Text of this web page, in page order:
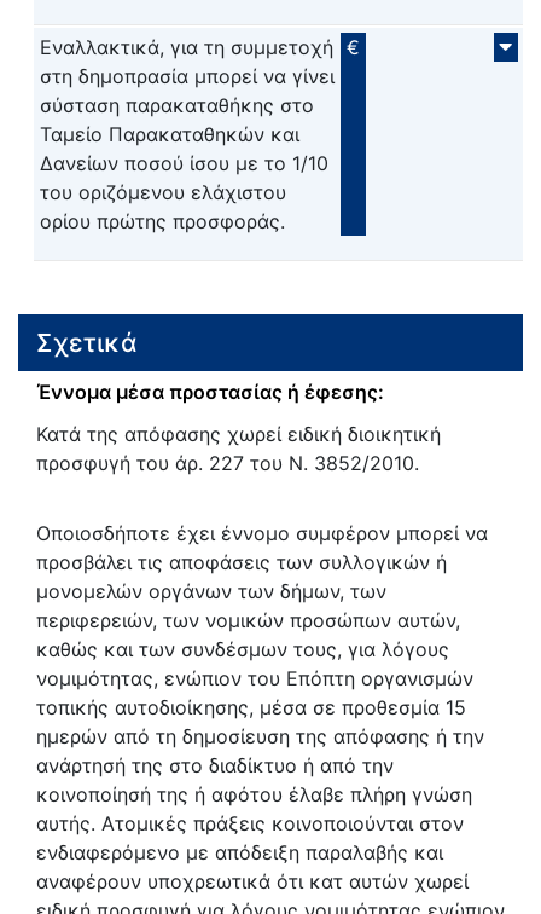
Εναλλακτικά, για τη συμμετοχή
στη δημοπρασία μπορεί να γίνει
σύσταση παρακαταθήκης στο
Ταμείο Παρακαταθηκών και
Δανείων ποσού ίσου με το 1/10
του οριζόμενου ελάχιστου
ορίου πρώτης προσφοράς.
€
Σχετικά
Έννομα μέσα προστασίας ή έφεσης:
Κατά της απόφασης χωρεί ειδική διοικητική
προσφυγή του άρ. 227 του Ν. 3852/2010.
Οποιοσδήποτε έχει έννομο συμφέρον μπορεί να
προσβάλει τις αποφάσεις των συλλογικών ή
μονομελών οργάνων των δήμων, των
περιφερειών, των νομικών προσώπων αυτών,
καθώς και των συνδέσμων τους, για λόγους
νομιμότητας, ενώπιον του Επόπτη οργανισμών
τοπικής αυτοδιοίκησης, μέσα σε προθεσμία 15
ημερών από τη δημοσίευση της απόφασης ή την
ανάρτησή της στο διαδίκτυο ή από την
κοινοποίησή της ή αφότου έλαβε πλήρη γνώση
αυτής. Ατομικές πράξεις κοινοποιούνται στον
ενδιαφερόμενο με απόδειξη παραλαβής και
αναφέρουν υποχρεωτικά ότι κατ αυτών χωρεί